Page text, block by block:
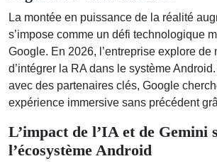
La montée en puissance de la réalité
s’impose comme un défi technologique
Google. En 2026, l’entreprise explore de
d’intégrer la RA dans le système
avec des partenaires clés, Google
expérience immersive sans précédent
L’impact de l’IA et de Gemini
l’écosystème Android